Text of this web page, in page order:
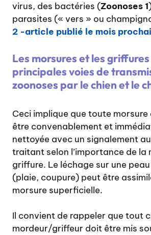
virus, des bactéries (Zoonoses 1
parasites (« vers » ou
2 -article publié le mois
Les morsures et les
principales voies de
zoonoses par le chien et le
Ceci implique que toute
être convenablement et
nettoyée avec un signalement
traitant selon l’importance de la
griffure. Le léchage sur une
(plaie, coupure) peut être
morsure superficielle.
Il convient de rappeler que tout
mordeur/griffeur doit être mis